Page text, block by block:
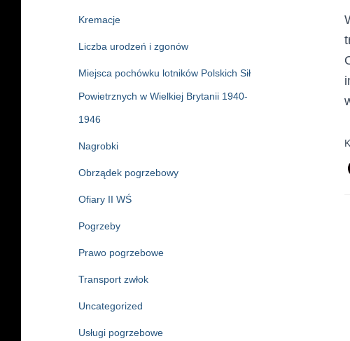
Kremacje
Liczba urodzeń i zgonów
Miejsca pochówku lotników Polskich Sił
Powietrznych w Wielkiej Brytanii 1940-
1946
Nagrobki
Obrządek pogrzebowy
Ofiary II WŚ
Pogrzeby
Prawo pogrzebowe
Transport zwłok
Uncategorized
Usługi pogrzebowe